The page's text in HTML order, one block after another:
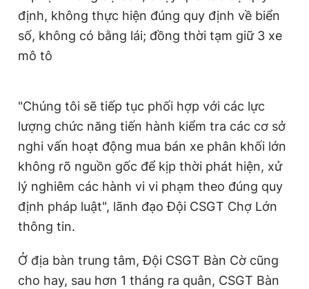
định, không thực hiện đúng quy định về biển
số, không có bằng lái; đồng thời tạm giữ 3 xe
mô tô
"Chúng tôi sẽ tiếp tục phối hợp với các lực
lượng chức năng tiến hành kiểm tra các cơ sở
nghi vấn hoạt động mua bán xe phân khối lớn
không rõ nguồn gốc để kịp thời phát hiện, xử
lý nghiêm các hành vi vi phạm theo đúng quy
định pháp luật", lãnh đạo Đội CSGT Chợ Lớn
thông tin.
Ở địa bàn trung tâm, Đội CSGT Bàn Cờ cũng
cho hay, sau hơn 1 tháng ra quân, CSGT Bàn